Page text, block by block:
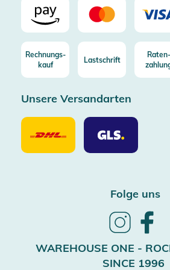
Rechnungs-
kauf
Lastschrift
Raten-
Unsere Versandarten
Unsere
Versandarten
DHL
Unsere
Versandarten
GLS
Folge uns
Follow
Instagram
WAREHOUSE ONE -
SINCE 1996